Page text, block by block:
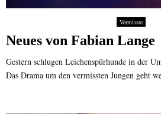
Vermisste
Neues von Fabian Lange
Gestern schlugen Leichenspürhunde in der
Das Drama um den vermissten Jungen geht